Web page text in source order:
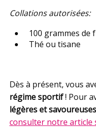
Collations autorisées:
100 grammes de
Thé ou tisane
Dès à présent, vous
régime sportif! Pour
légères et savoureuses
consulter notre article